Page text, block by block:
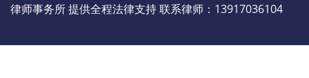
律师事务所 提供全程法律支持 联系律师：13917036104